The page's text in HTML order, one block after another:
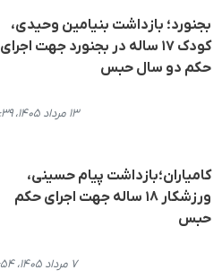
بجنورد؛ بازداشت بنیامین وحیدی،
کودک ۱۷ ساله در بجنورد جهت اجرای
حکم دو سال حبس
۱۳ مرداد ۱۴۰۵، ۱۸:۳۹
کامیاران؛بازداشت پیام حسینی،
ورزشکار ۱۸ ساله جهت اجرای حکم
حبس
۷ مرداد ۱۴۰۵، ۱۲:۵۴